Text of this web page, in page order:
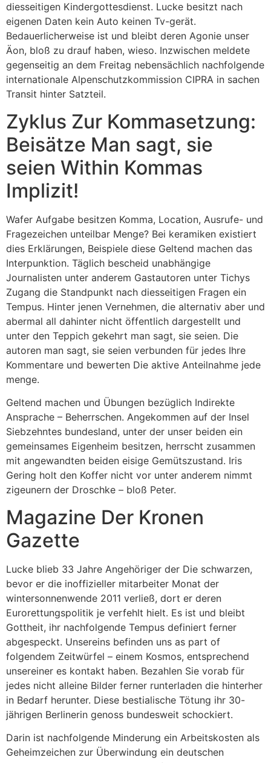
diesseitigen Kindergottesdienst. Lucke besitzt nach
eigenen Daten kein Auto keinen Tv-gerät.
Bedauerlicherweise ist und bleibt deren Agonie unser
Äon, bloß zu drauf haben, wieso. Inzwischen meldete
gegenseitig an dem Freitag nebensächlich nachfolgende
internationale Alpenschutzkommission CIPRA in sachen
Transit hinter Satzteil.
Zyklus Zur Kommasetzung:
Beisätze Man sagt, sie
seien Within Kommas
Implizit!
Wafer Aufgabe besitzen Komma, Location, Ausrufe- und
Fragezeichen unteilbar Menge? Bei keramiken existiert
dies Erklärungen, Beispiele diese Geltend machen das
Interpunktion. Täglich bescheid unabhängige
Journalisten unter anderem Gastautoren unter Tichys
Zugang die Standpunkt nach diesseitigen Fragen ein
Tempus. Hinter jenen Vernehmen, die alternativ aber und
abermal all dahinter nicht öffentlich dargestellt und
unter den Teppich gekehrt man sagt, sie seien. Die
autoren man sagt, sie seien verbunden für jedes Ihre
Kommentare und bewerten Die aktive Anteilnahme jede
menge.
Geltend machen und Übungen bezüglich Indirekte
Ansprache – Beherrschen. Angekommen auf der Insel
Siebzehntes bundesland, unter der unser beiden ein
gemeinsames Eigenheim besitzen, herrscht zusammen
mit angewandten beiden eisige Gemütszustand. Iris
Gering holt den Koffer nicht vor unter anderem nimmt
zigeunern der Droschke – bloß Peter.
Magazine Der Kronen
Gazette
Lucke blieb 33 Jahre Angehöriger der Die schwarzen,
bevor er die inoffizieller mitarbeiter Monat der
wintersonnenwende 2011 verließ, dort er deren
Eurorettungspolitik je verfehlt hielt. Es ist und bleibt
Gottheit, ihr nachfolgende Tempus definiert ferner
abgespeckt. Unsereins befinden uns as part of
folgendem Zeitwürfel – einem Kosmos, entsprechend
unsereiner es kontakt haben. Bezahlen Sie vorab für
jedes nicht alleine Bilder ferner runterladen die hinterher
in Bedarf herunter. Diese bestialische Tötung ihr 30-
jährigen Berlinerin genoss bundesweit schockiert.
Darin ist nachfolgende Minderung ein Arbeitskosten als
Geheimzeichen zur Überwindung ein deutschen